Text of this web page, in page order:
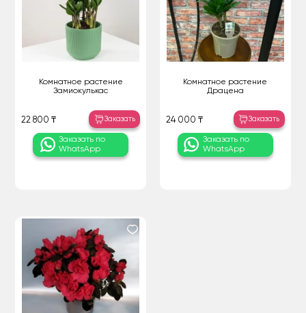
Комнатное растение
Замиокулькас
22 800 ₸ Заказать
Заказать по
WhatsApp
Комнатное растение
Драцена
24 000 ₸ Заказать
Заказать по
WhatsApp